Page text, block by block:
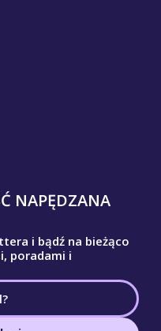
NAPĘDZANA
i bądź na bieżąco
poradami i